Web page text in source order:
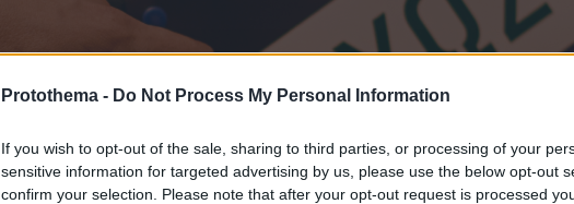
Protothema - Do Not Process My Personal Information
If you wish to opt-out of the sale, sharing to third parties, or processing of your
sensitive information for targeted advertising by us, please use the below opt-out
confirm your selection. Please note that after your opt-out request is processed